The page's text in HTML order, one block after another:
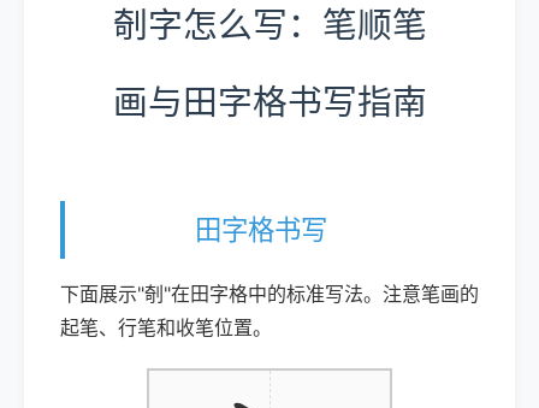
剞字怎么写：笔顺笔
画与田字格书写指南
田字格书写
下面展示"剞"在田字格中的标准写法。注意笔画的
起笔、行笔和收笔位置。